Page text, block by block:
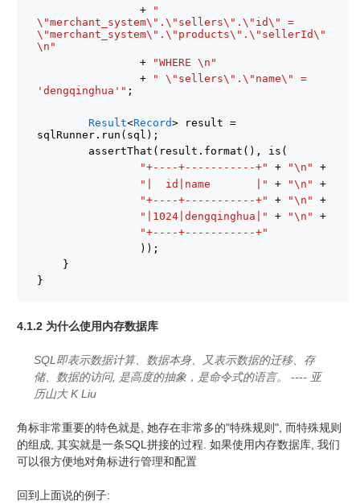
+
"
\"merchant_system\".\"sellers\".\"id\" =
\"merchant_system\".\"products\".\"sellerId\"
\n"
+
"WHERE \n"
+
" \"sellers\".\"name\" =
'dengqinghua'" ;
Result<Record> result =
sqlRunner.run(sql);
assertThat(result.format(), is(
"+----+-----------+"
+ "\n"
+
"|  id|name       |"
+ "\n"
+
"+----+-----------+"
+ "\n"
+
"|1024|dengqinghua|"
+ "\n"
+
"+----+-----------+"
));
}
}
4.1.2 为什么使用内存数据库
SQL即表示数据计算、数据本身、又表示数据的迁移、存
储、数据的访问, 是高度的抽象，是命令式的语言。 ---- 亚
历山大 K Liu
角标非常重要的特色就是, 她存在非常多的"特殊规则", 而特殊规则
的组成, 其实就是一条SQL拼接的过程. 如果使用内存数据库, 我们
可以很方便地对角标进行管理和配置
回到上面说的例子: